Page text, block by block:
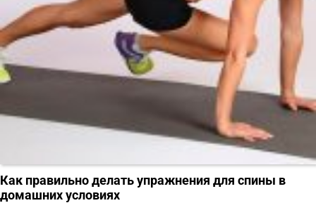
Как правильно делать упражнения для спины в
домашних условиях